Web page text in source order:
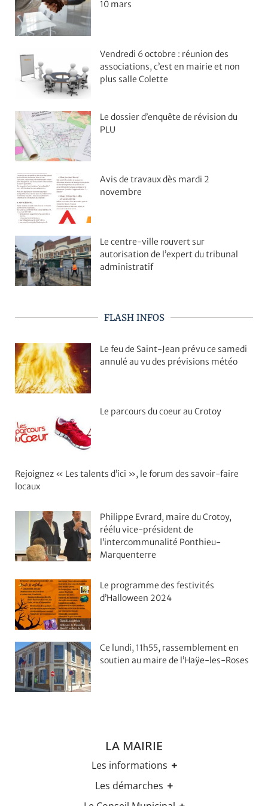
10 mars
Vendredi 6 octobre : réunion des
associations, c’est en mairie et non
plus salle Colette
Le dossier d’enquête de révision du
PLU
Avis de travaux dès mardi 2
novembre
Le centre-ville rouvert sur
autorisation de l’expert du tribunal
administratif
FLASH INFOS
Le feu de Saint-Jean prévu ce samedi
annulé au vu des prévisions météo
Le parcours du coeur au Crotoy
Rejoignez « Les talents d’ici », le forum des savoir-faire
locaux
Philippe Evrard, maire du Crotoy,
réélu vice-président de
l’intercommunalité Ponthieu-
Marquenterre
Le programme des festivités
d’Halloween 2024
Ce lundi, 11h55, rassemblement en
soutien au maire de l’Haÿe-les-Roses
LA MAIRIE
Les informations
Les horaires
Les démarches
Etat-civil